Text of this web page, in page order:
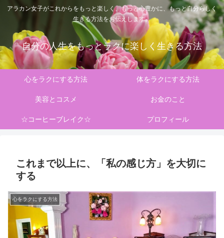
アラカン女子がこれからをもっと楽しく、もっと心豊かに、もっと自分らしく
生きる方法をお伝えします。
自分の人生をもっとラクに楽しく生きる方法
心をラクにする方法 体をラクにする方法
美容とコスメ お金のこと
☆コーヒーブレイク☆ プロフィール
これまで以上に、「私の感じ方」を大切に
する
心をラクにする方法